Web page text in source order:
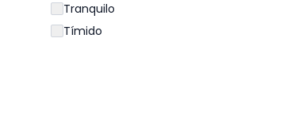
Tranquilo
Tímido